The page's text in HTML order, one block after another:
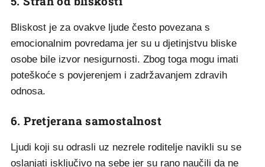
Bliskost je za ovakve ljude često povezana s
emocionalnim povredama jer su u djetinjstvu bliske
osobe bile izvor nesigurnosti. Zbog toga mogu imati
poteškoće s povjerenjem i zadržavanjem zdravih
odnosa.
6. Pretjerana samostalnost
Ljudi koji su odrasli uz nezrele roditelje navikli su se
oslanjati isključivo na sebe jer su rano naučili da ne